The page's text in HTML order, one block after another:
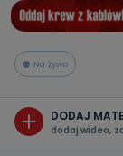
Na żywo
DODAJ
dodaj wideo,